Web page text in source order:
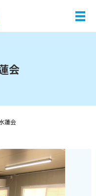
メ
会
蓮会